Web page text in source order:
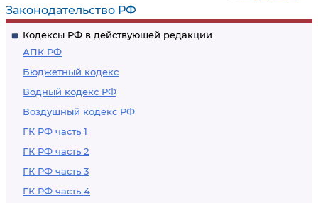
Законодательство РФ
Кодексы РФ в действующей редакции
АПК РФ
Бюджетный кодекс
Водный кодекс РФ
Воздушный кодекс РФ
ГК РФ часть 1
ГК РФ часть 2
ГК РФ часть 3
ГК РФ часть 4